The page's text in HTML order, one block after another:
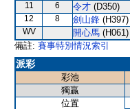
11 6 令才 (D350)
12 8 劍山鋒 (H397)
WV 開心馬 (H061)
備註: 賽事特別情況索引
派彩
彩池
獨贏
位置